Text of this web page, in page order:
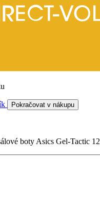
Pokračovat v nákupu
boty Asics Gel-Tactic 12